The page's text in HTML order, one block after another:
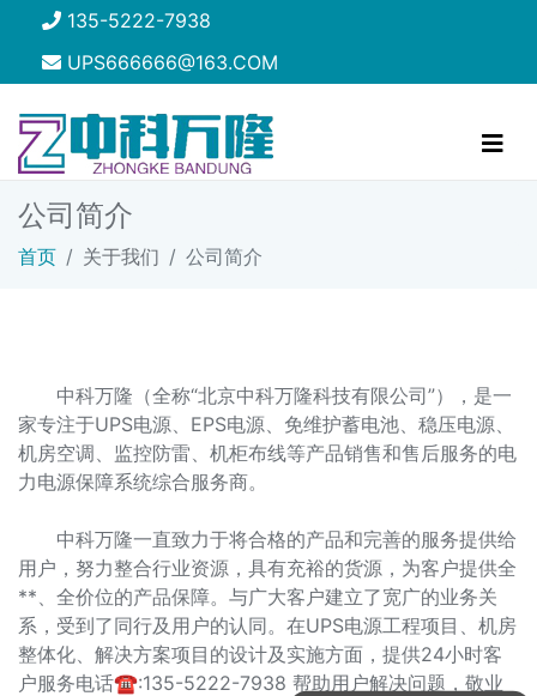
135-5222-7938
UPS666666@163.COM
公司简介
首页 关于我们 公司简介
中科万隆（全称“北京中科万隆科技有限公司”），是一
家专注于UPS电源、EPS电源、免维护蓄电池、稳压电源、
机房空调、监控防雷、机柜布线等产品销售和售后服务的电
力电源保障系统综合服务商。
中科万隆一直致力于将合格的产品和完善的服务提供给
用户，努力整合行业资源，具有充裕的货源，为客户提供全
**、全价位的产品保障。与广大客户建立了宽广的业务关
系，受到了同行及用户的认同。在UPS电源工程项目、机房
整体化、解决方案项目的设计及实施方面，提供24小时客
户服务电话☎:135-5222-7938 帮助用户解决问题，敬业